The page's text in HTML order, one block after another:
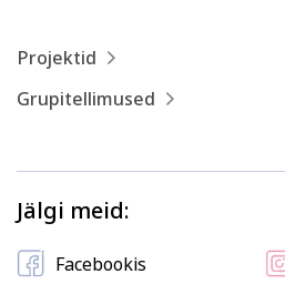
Kodu ja köök
Projektid
Grupitellimused
Jälgi meid:
Facebookis